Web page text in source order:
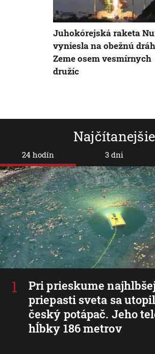
Najčítanejšie
24 hodín
Pri prieskume
priepasti sveta sa
český potápač. Jeho
hĺbky 186 metrov
3 dni
Juhokórejská raketa
vyniesla na obežnú
Zeme osem vesmírnych
družíc